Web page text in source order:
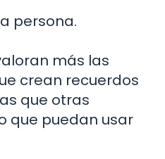
persona.
más las
crean recuerdos
que otras
que puedan usar